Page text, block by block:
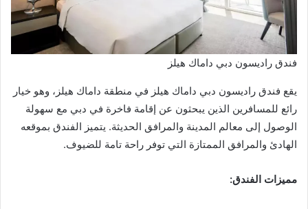
فندق راديسون دبي داماك هيلز
يقع فندق راديسون دبي داماك هيلز في منطقة داماك هيلز، وهو خيار
رائع للمسافرين الذين يبحثون عن إقامة فاخرة في دبي مع سهولة
الوصول إلى معالم المدينة والمرافق الحديثة. يتميز الفندق بموقعه
الهادئ والمرافق الممتازة التي توفر راحة تامة للضيوف.
مميزات الفندق: